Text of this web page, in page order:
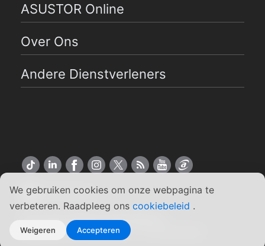
We gebruiken cookies om onze webpagina te
verbeteren. Raadpleeg ons cookiebeleid .
Weigeren Accepteren
ASUSTOR Online
Over Ons
Andere Dienstverleners
Nederlands
Copyright ©2026 ASUSTOR Inc.
Algemene Voorwaarden